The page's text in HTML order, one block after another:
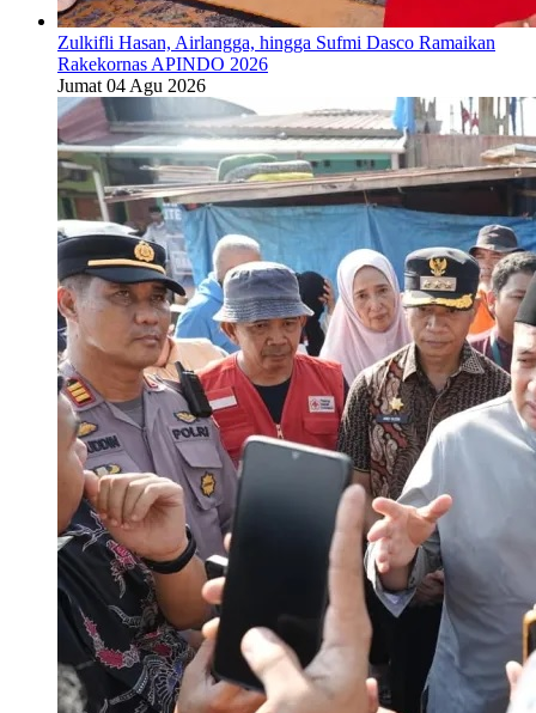
Zulkifli Hasan, Airlangga, hingga Sufmi Dasco Ramaikan
Rakekornas APINDO 2026
Jumat 04 Agu 2026